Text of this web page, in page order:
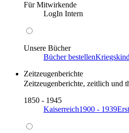
Für Mitwirkende
LogIn Intern
Unsere Bücher
Bücher bestellen
Zeitzeugenberichte
Zeitzeugenberichte, zeitlich und
1850 - 1945
Kaiserreich1900 - 1939